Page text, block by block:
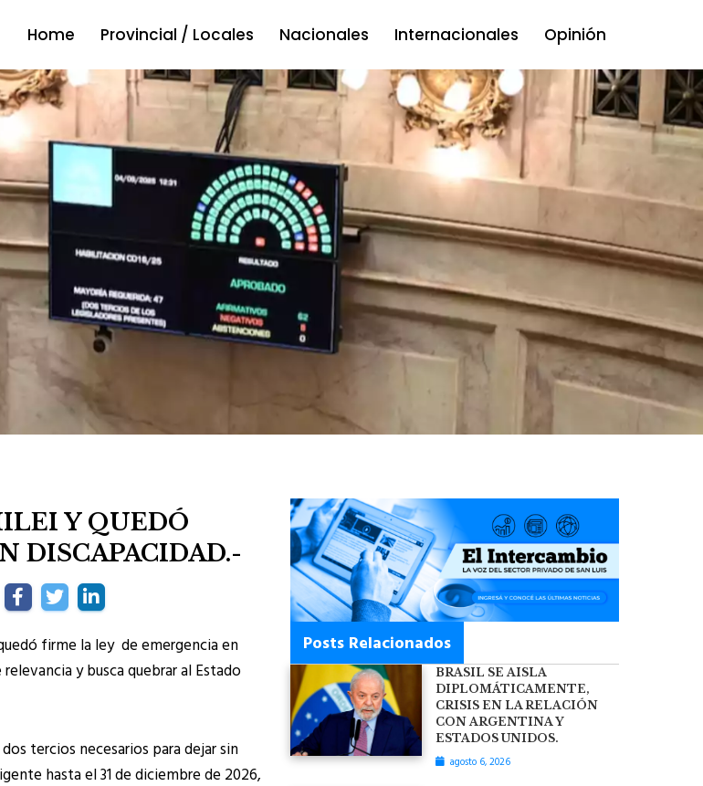
Home Provincial / Locales Nacionales Internacionales Opinión
Y QUEDÓ
DISCAPACIDAD.-
firme la ley de emergencia en
y busca quebrar al Estado
tercios necesarios para dejar sin
hasta el 31 de diciembre de 2026,
Posts Relacionados
BRASIL SE AISLA
DIPLOMÁTICAMENTE,
CRISIS EN LA RELACIÓN
CON ARGENTINA Y
ESTADOS UNIDOS.
agosto 6, 2026